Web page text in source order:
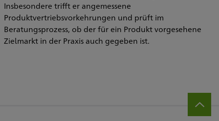
Insbesondere trifft er angemessene
Produktvertriebsvorkehrungen und prüft im
Beratungsprozess, ob der für ein Produkt vorgesehene
Zielmarkt in der Praxis auch gegeben ist.